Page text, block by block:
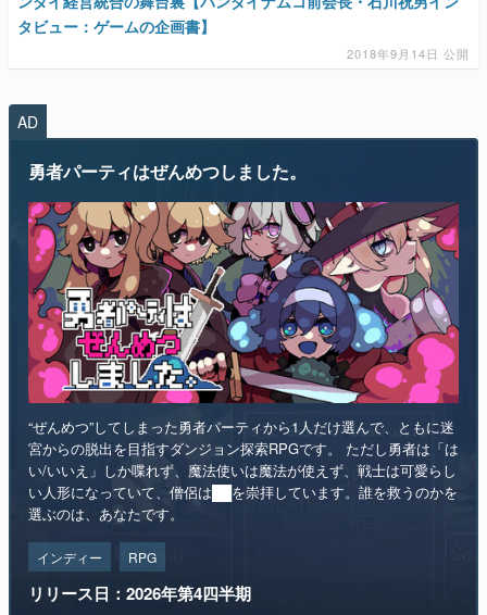
タビュー：ゲームの企画書】
2018年9月14日 公開
AD
勇者パーティはぜんめつしました。
“ぜんめつ”してしまった勇者パーティから1人だけ選んで、ともに迷
宮からの脱出を目指すダンジョン探索RPGです。 ただし勇者は「は
い/いいえ」しか喋れず、魔法使いは魔法が使えず、戦士は可愛らし
い人形になっていて、僧侶は██を崇拝しています。誰を救うのかを
選ぶのは、あなたです。
インディー RPG
リリース日：2026年第4四半期